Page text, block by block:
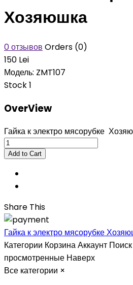
Хозяюшка
0 отзывов Orders (0)
150 Lei
Модель: ZMT107
Stock1
OverView
Гайка к электро мясорубке
Share This
Гайка к электро мясорубке
Категории КорзинаАккаунт Поиск
просмотренные Наверх
Все категории ×